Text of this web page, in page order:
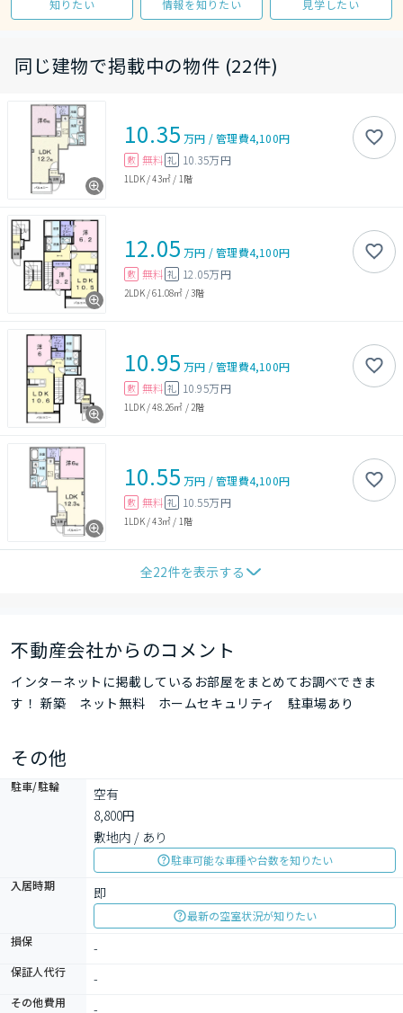
知りたい 情報を知りたい 見学したい
同じ建物で掲載中の物件 (22件)
10.35 万円 /管理費4,100円
敷 無料 礼 10.35万円
1LDK/43㎡ / 1階
12.05 万円 /管理費4,100円
敷 無料 礼 12.05万円
2LDK/61.08㎡ /3階
10.95 万円 /管理費4,100円
敷 無料 礼 10.95万円
1LDK/48.26㎡ / 2階
10.55 万円 /管理費4,100円
敷 無料 礼 10.55万円
1LDK/43㎡ / 1階
全22件を表示する
不動産会社からのコメント
インターネットに掲載しているお部屋をまとめてお調べできま
す！ 新築 ネット無料 ホームセキュリティ 駐車場あり
その他
駐車/駐輪
空有
8,800円
敷地内 / あり
駐車可能な車種や台数を知りたい
入居時期
即
最新の空室状況が知りたい
損保
-
保証人代行 -
その他費用 -